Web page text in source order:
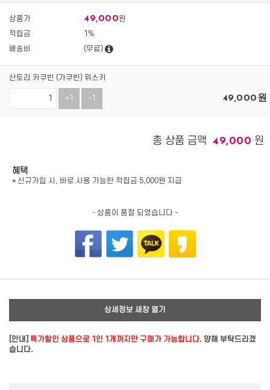
상품가 49,000원
적립금
1%
배송비
(무료)
산토리 카쿠빈 (가쿠빈) 위스키
+1 -1 49,000원
총 상품 금액 49,000 원
혜택
* 신규가입 시, 바로 사용 가능한 적립금 5,000원 지급
- 상품이 품절 되었습니다 -
상세정보 새창 열기
[안내] 특가할인 상품으로 1인 1개까지만 구매가 가능합니다. 양해 부탁드리겠
습니다.